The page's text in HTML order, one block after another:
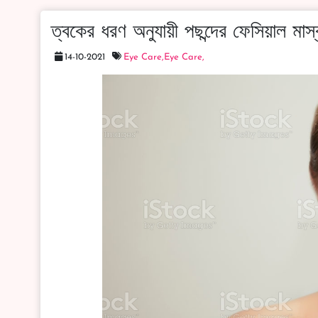
ত্বকের ধরণ অনুযায়ী পছন্দের ফেসিয়াল
14-10-2021 Eye Care, Eye Care,